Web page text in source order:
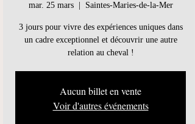
mar. 25 mars
  |
Saintes-Maries-de-la-Mer
3 jours pour vivre des expériences uniques dans
un cadre exceptionnel et découvrir une autre
relation au cheval !
Aucun billet en vente
Voir d'autres événements